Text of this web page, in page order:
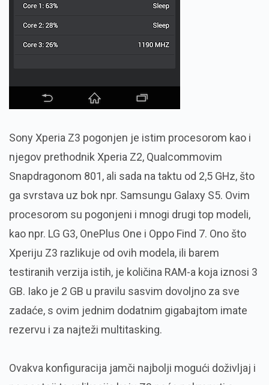
Sony Xperia Z3 pogonjen je istim procesorom kao i
njegov prethodnik Xperia Z2, Qualcommovim
Snapdragonom 801, ali sada na taktu od 2,5 GHz, što
ga svrstava uz bok npr. Samsungu Galaxy S5. Ovim
procesorom su pogonjeni i mnogi drugi top modeli,
kao npr. LG G3, OnePlus One i Oppo Find 7. Ono što
Xperiju Z3 razlikuje od ovih modela, ili barem
testiranih verzija istih, je količina RAM-a koja iznosi 3
GB. Iako je 2 GB u pravilu sasvim dovoljno za sve
zadaće, s ovim jednim dodatnim gigabajtom imate
rezervu i za najteži multitasking.
Ovakva konfiguracija jamči najbolji mogući doživljaj i